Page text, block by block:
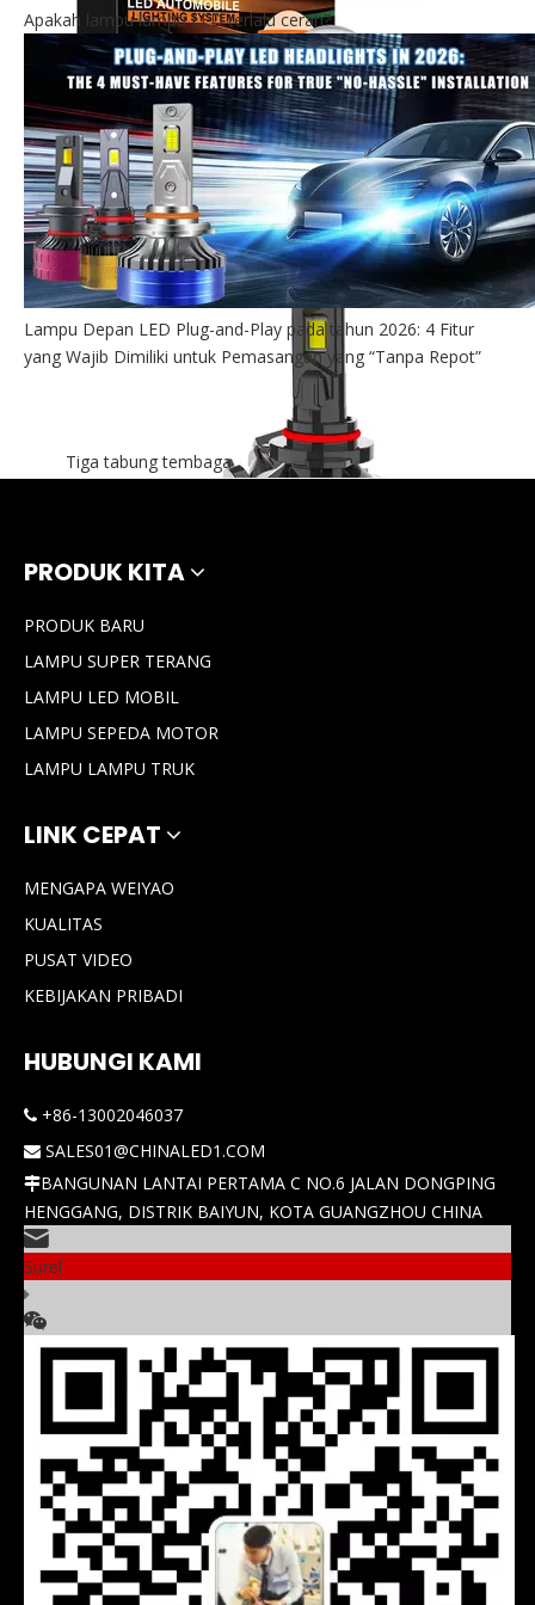
12V/24V 3 inci driver built-
in dual balok ganda LED
Lensa Lensa Lensa
Lemah Lemah
Tiga tabung tembaga
Aplikasi Remote Kontrol
Berkualitas Tinggi Baru 2-
Lensa LED Fog Light
Seri T14 | 3 inci balok
destruktif cangkir double
rhd lhd bi led proyektor
lampu
T90 Tricolor Series | 12V
6000K 4300K ​​3000K Bola
lampu LED 3-warna
dengan lensa proyektor
Apakah lampu lampu LED terlalu cerah?
Lampu Depan LED Plug-and-Play pada tahun 2026: 4 Fitur
yang Wajib Dimiliki untuk Pemasangan yang “Tanpa Repot”
PRODUK KITA
PRODUK BARU
LAMPU SUPER TERANG
LAMPU LED MOBIL
LAMPU SEPEDA MOTOR
LAMPU LAMPU TRUK
LINK CEPAT
MENGAPA WEIYAO
KUALITAS
PUSAT VIDEO
KEBIJAKAN PRIBADI
HUBUNGI KAMI
 +86-13002046037
 SALES01@CHINALED1.COM
BANGUNAN LANTAI PERTAMA C NO.6 JALAN DONGPING
HENGGANG, DISTRIK BAIYUN, KOTA GUANGZHOU CHINA
Surel